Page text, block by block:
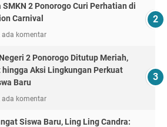
SMKN 2 Ponorogo Curi Perhatian di
Carnival
ada komentar
2 Ponorogo Ditutup Meriah,
Aksi Lingkungan Perkuat
Baru
ada komentar
Siswa Baru, Ling Ling Candra: